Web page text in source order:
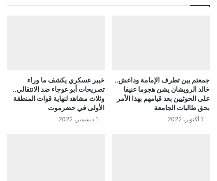
جمعتم بين تطرف الإمامة وداعش..
خالد الرويشان يشن هجوما عنيفا
على الحوثيين بعد قيامهم بهذا الأمر
بحق طالبات الجامعة
1 أكتوبر، 2022
خبير عسكري يكشف ما وراء
تصريحات أبو عوجاء ضد الانتقالي..
وثلاث مشاهد لنهاية قوات المنطقة
الأولى في حضرموت
1 ديسمبر، 2022